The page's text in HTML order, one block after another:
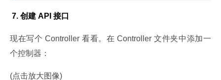
7. 创建 API 接口
现在写个 Controller 看看。在 Controller 文件夹中添加一
个控制器：
(点击放大图像)